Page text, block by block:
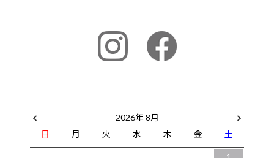
2026年 8月
日
月 火 水 木 金
土